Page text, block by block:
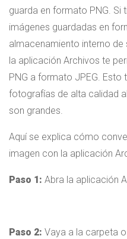
guarda en formato PNG. Si
imágenes guardadas en
almacenamiento interno de
la aplicación Archivos te
PNG a formato JPEG. Esto
fotografías de alta calidad
son grandes.
Aquí se explica cómo
imagen con la aplicación
Paso 1: Abra la aplicación
Paso 2: Vaya a la carpeta